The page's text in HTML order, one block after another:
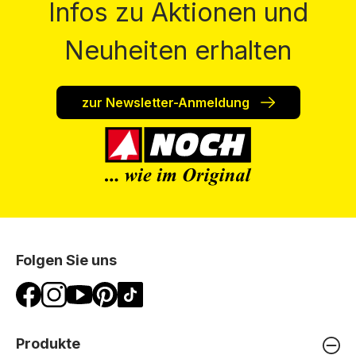
Infos zu Aktionen und
Neuheiten erhalten
zur Newsletter-Anmeldung
Folgen Sie uns
Produkte